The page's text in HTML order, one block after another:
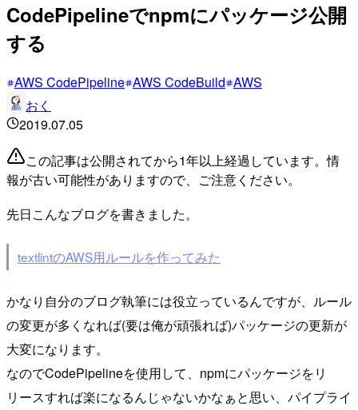
CodePipelineでnpmにパッケージ公開
する
AWS CodePipeline AWS CodeBuild AWS
おく
2019.07.05
この記事は公開されてから1年以上経過しています。情
報が古い可能性がありますので、ご注意ください。
先日こんなブログを書きました。
textlintのAWS用ルールを作ってみた
かなり自分のブログ執筆には役立っているんですが、ルール
の変更が多くなれば(要は俺が頑張れば)パッケージの更新が
大変になります。
なのでCodePipelineを使用して、npmにパッケージをリ
リースすれば楽になるんじゃないかなぁと思い、パイプライ